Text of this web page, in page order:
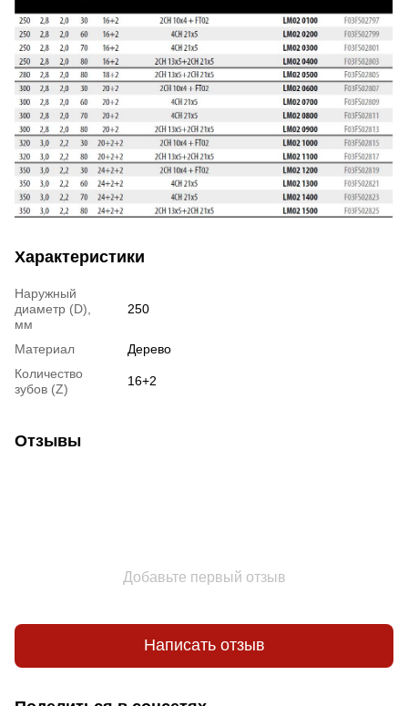
Характеристики
Наружный
диаметр (D),
мм
250
Материал
Дерево
Количество
зубов (Z)
16+2
Отзывы
Добавьте первый отзыв
Написать отзыв